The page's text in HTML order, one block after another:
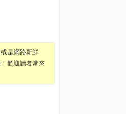
是網路新鮮
歡迎讀者常來